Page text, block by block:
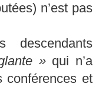
n’est pas
descendants
»qui n’a
conférences et